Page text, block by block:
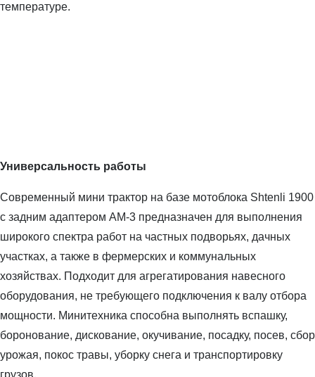
температуре.
Универсальность работы
Современный мини трактор на базе мотоблока Shtenli 1900
с задним адаптером АМ-3 предназначен для выполнения
широкого спектра работ на частных подворьях, дачных
участках, а также в фермерских и коммунальных
хозяйствах. Подходит для агрегатирования навесного
оборудования, не требующего подключения к валу отбора
мощности. Минитехника способна выполнять вспашку,
боронование, дискование, окучивание, посадку, посев, сбор
урожая, покос травы, уборку снега и транспортировку
грузов.